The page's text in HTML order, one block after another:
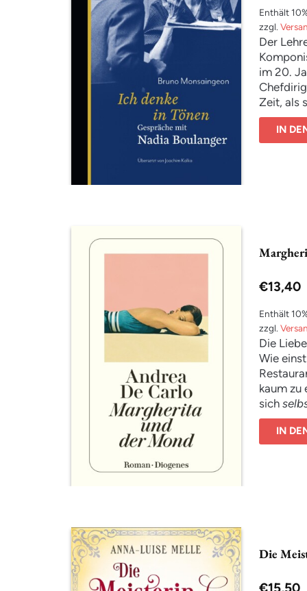
Enthält
zzgl.
Der
im 20.
Zeit, als
Domäne
Und
»Sie
Hier
IN
€13,40
Enthält
zzgl.
Die
Wie
kaum zu
sich
und
wird.
IN
Die
€15,50